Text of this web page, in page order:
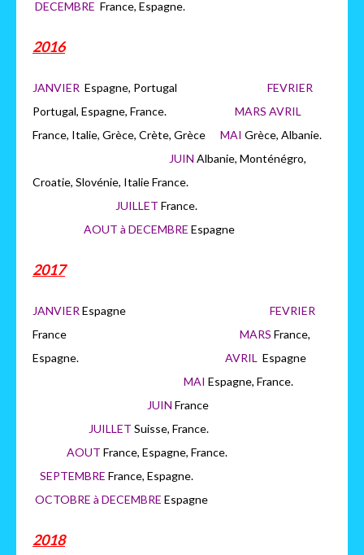
DECEMBRE France, Espagne.
2016
JANVIER Espagne, Portugal FEVRIER
Portugal, Espagne, France. MARS AVRIL
France, Italie, Grèce, Crète, Grèce MAI Grèce, Albanie.
JUIN Albanie, Monténégro,
Croatie, Slovénie, Italie France.
JUILLET France.
AOUT à DECEMBRE Espagne
2017
JANVIER Espagne FEVRIER
France MARS France,
Espagne. AVRIL Espagne
MAI Espagne, France.
JUIN France
JUILLET Suisse, France.
AOUT France, Espagne, France.
SEPTEMBRE France, Espagne.
OCTOBRE à DECEMBRE Espagne
2018